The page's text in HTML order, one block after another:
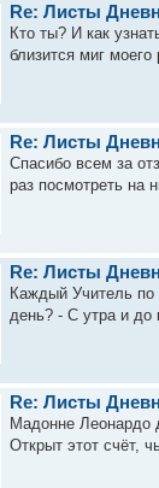
Re: Листы
Кто ты? И как
близится миг
Re: Листы
Спасибо всем за
раз посмотреть на
Re: Листы
Каждый Учитель по
день? - С утра и до
Re: Листы
Мадонне Леонардо
Открыт этот счёт,